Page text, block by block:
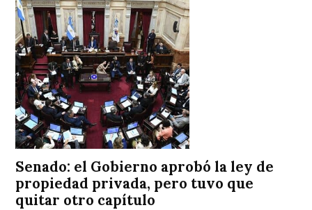
Senado: el Gobierno aprobó la ley de
propiedad privada, pero tuvo que
quitar otro capítulo